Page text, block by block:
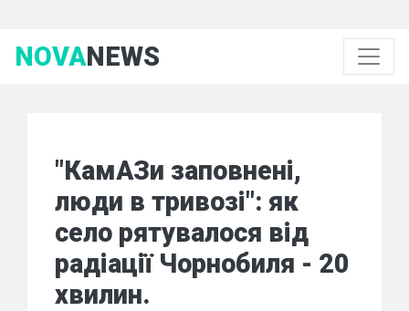
NOVANEWS
"КамАЗи заповнені,
люди в тривозі": як
село рятувалося від
радіації Чорнобиля - 20
хвилин.